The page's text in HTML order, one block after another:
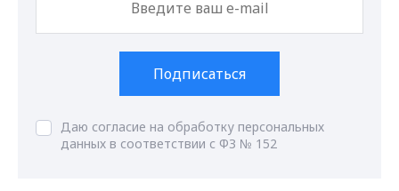
Подписаться
Даю согласие на обработку персональных
данных в соответствии с ФЗ № 152